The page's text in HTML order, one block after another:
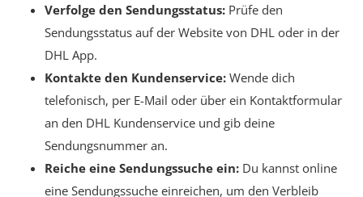
Verfolge den Sendungsstatus: Prüfe den
Sendungsstatus auf der Website von DHL oder in der
DHL App.
Kontakte den Kundenservice: Wende dich
telefonisch, per E-Mail oder über ein Kontaktformular
an den DHL Kundenservice und gib deine
Sendungsnummer an.
Reiche eine Sendungssuche ein: Du kannst online
eine Sendungssuche einreichen, um den Verbleib